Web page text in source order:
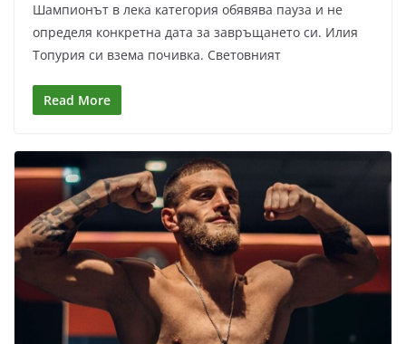
Шампионът в лека категория обявява пауза и не
определя конкретна дата за завръщането си. Илия
Топурия си взема почивка. Световният
Read More